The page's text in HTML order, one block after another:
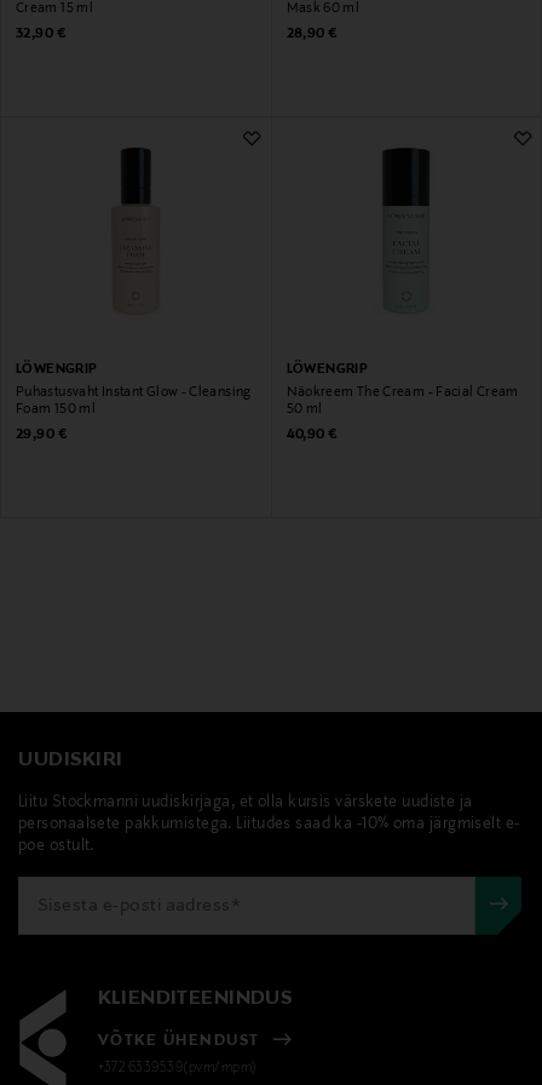
Cream 15 ml
Original Price
32,90 €
Mask 60 ml
Original Price
28,90 €
LÖWENGRIP
Puhastusvaht Instant Glow - Cleansing
Foam 150 ml
Original Price
29,90 €
LÖWENGRIP
Näokreem The Cream - Facial Cream
50 ml
Original Price
40,90 €
UUDISKIRI
Liitu Stockmanni uudiskirjaga, et olla kursis värskete uudiste ja
personaalsete pakkumistega. Liitudes saad ka -10% oma järgmiselt e-
poe ostult.
KLIENDITEENINDUS
VÕTKE ÜHENDUST
+372 6339539(pvm/mpm)